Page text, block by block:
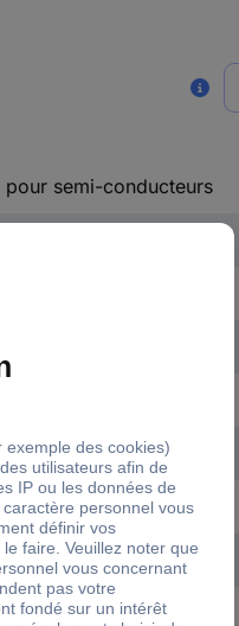
semi-conducteurs
mm